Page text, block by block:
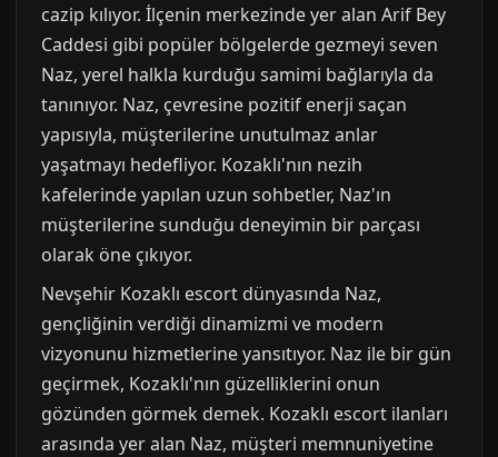
cazip kılıyor. İlçenin merkezinde yer alan Arif Bey
Caddesi gibi popüler bölgelerde gezmeyi seven
Naz, yerel halkla kurduğu samimi bağlarıyla da
tanınıyor. Naz, çevresine pozitif enerji saçan
yapısıyla, müşterilerine unutulmaz anlar
yaşatmayı hedefliyor. Kozaklı'nın nezih
kafelerinde yapılan uzun sohbetler, Naz'ın
müşterilerine sunduğu deneyimin bir parçası
olarak öne çıkıyor.
Nevşehir Kozaklı escort dünyasında Naz,
gençliğinin verdiği dinamizmi ve modern
vizyonunu hizmetlerine yansıtıyor. Naz ile bir gün
geçirmek, Kozaklı'nın güzelliklerini onun
gözünden görmek demek. Kozaklı escort ilanları
arasında yer alan Naz, müşteri memnuniyetine